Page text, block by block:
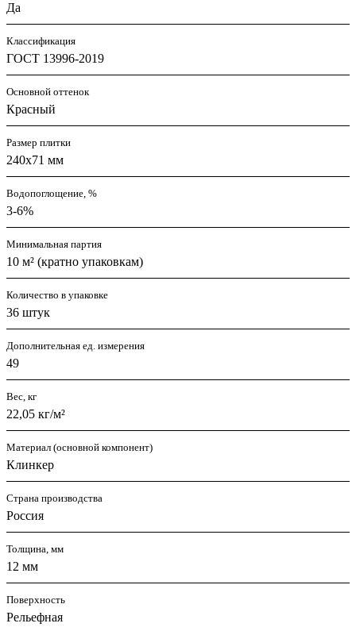
Да
Классификация
ГОСТ 13996-2019
Основной оттенок
Красный
Размер плитки
240x71 мм
Водопоглощение, %
3-6%
Минимальная партия
10 м² (кратно упаковкам)
Количество в упаковке
36 штук
Дополнительная ед. измерения
49
Вес, кг
22,05 кг/м²
Материал (основной компонент)
Клинкер
Страна производства
Россия
Толщина, мм
12 мм
Поверхность
Рельефная